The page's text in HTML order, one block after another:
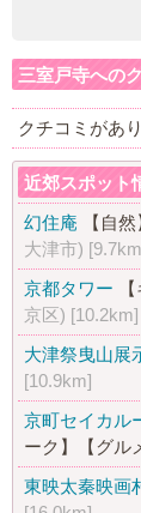
三室戸寺への
クチコミがあ
近郊スポット
幻住庵
【自然
大津市)
京都タワー
京区) [10.2km]
大津祭曳山展
[10.9km]
京町セイカル
ーク】
【グル
東映太秦映画